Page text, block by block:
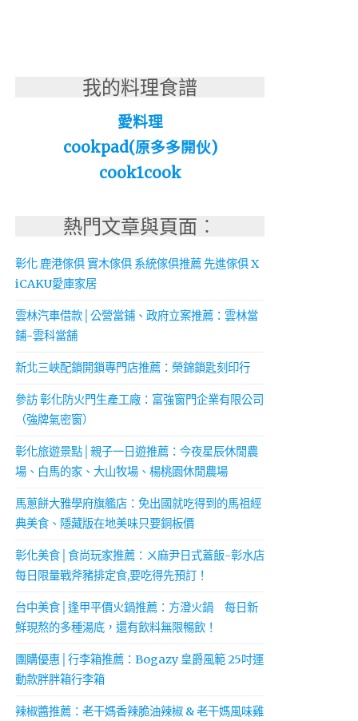
我的料理食譜
愛料理
cookpad(原多多開伙)
cook1cook
熱門文章與頁面︰
彰化 鹿港傢俱 實木傢俱 系統傢俱推薦 先進傢俱 X
iCAKU愛庫家居
雲林汽車借款│公營當鋪、政府立案推薦：雲林當
鋪-雲科當舖
新北三峽配鎖開鎖專門店推薦：榮錦鎖匙刻印行
參訪 彰化防火門生產工廠：富強窗門企業有限公司
（強牌氣密窗）
彰化旅遊景點│親子一日遊推薦：今夜星辰休閒農
場、白馬的家、大山牧場、楊桃園休閒農場
馬蔥餅大雅學府旗艦店：免出國就吃得到的馬祖經
典美食、隱藏版在地美味只要銅板價
彰化美食│食尚玩家推薦：ㄨ麻尹日式蓋飯-彰水店
每日限量戰斧豬排定食,要吃得先預訂！
台中美食│逢甲平價火鍋推薦：方澄火鍋 每日新
鮮現熬的多種湯底，還有飲料無限暢飲！
團購優惠│行李箱推薦：Bogazy 皇爵風範 25吋運
動款胖胖箱行李箱
辣椒醬推薦：老干媽香辣脆油辣椒 & 老干媽風味雞